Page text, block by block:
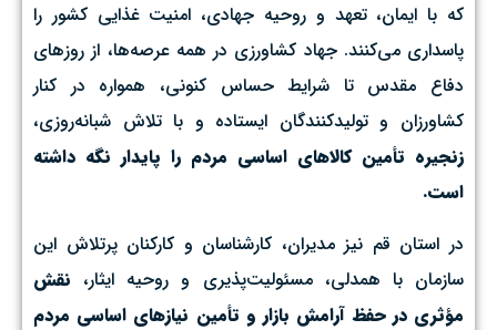
که با ایمان، تعهد و روحیه جهادی، امنیت غذایی کشور را
پاسداری می‌کنند. جهاد کشاورزی در همه عرصه‌ها، از روزهای
دفاع مقدس تا شرایط حساس کنونی، همواره در کنار
کشاورزان و تولیدکنندگان ایستاده و با تلاش شبانه‌روزی،
زنجیره تأمین کالاهای اساسی مردم را پایدار نگه داشته
است.
در استان قم نیز مدیران، کارشناسان و کارکنان پرتلاش این
سازمان با همدلی، مسئولیت‌پذیری و روحیه ایثار، نقش
مؤثری در حفظ آرامش بازار و تأمین نیازهای اساسی مردم